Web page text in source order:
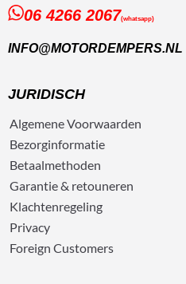
06 4266 2067(whatsapp)
INFO@MOTORDEMPERS.NL
JURIDISCH
AlgemeneVoorwaarden
Bezorginformatie
Betaalmethoden
Garantie & retouneren
Klachtenregeling
Privacy
Foreign Customers